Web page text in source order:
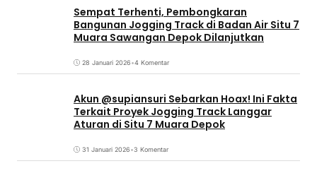
Sempat Terhenti, Pembongkaran
Bangunan Jogging Track di Badan Air Situ 7
Muara Sawangan Depok Dilanjutkan
28 Januari 2026•4 Komentar
Akun @supiansuri Sebarkan Hoax! Ini Fakta
Terkait Proyek Jogging Track Langgar
Aturan di Situ 7 Muara Depok
31 Januari 2026•3 Komentar